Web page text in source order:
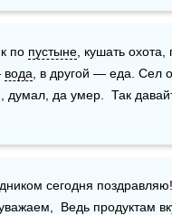
по пустыне
вода , в другой — еда. Сел
думал, да умер.  Так
сегодня
Ведь продуктам